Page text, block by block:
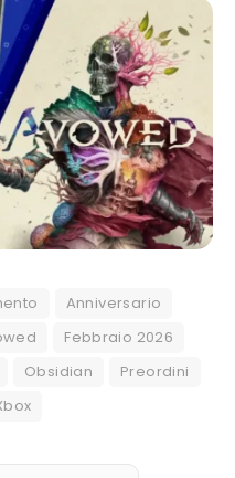
Anniversario
Febbraio 2026
Obsidian
Preordini